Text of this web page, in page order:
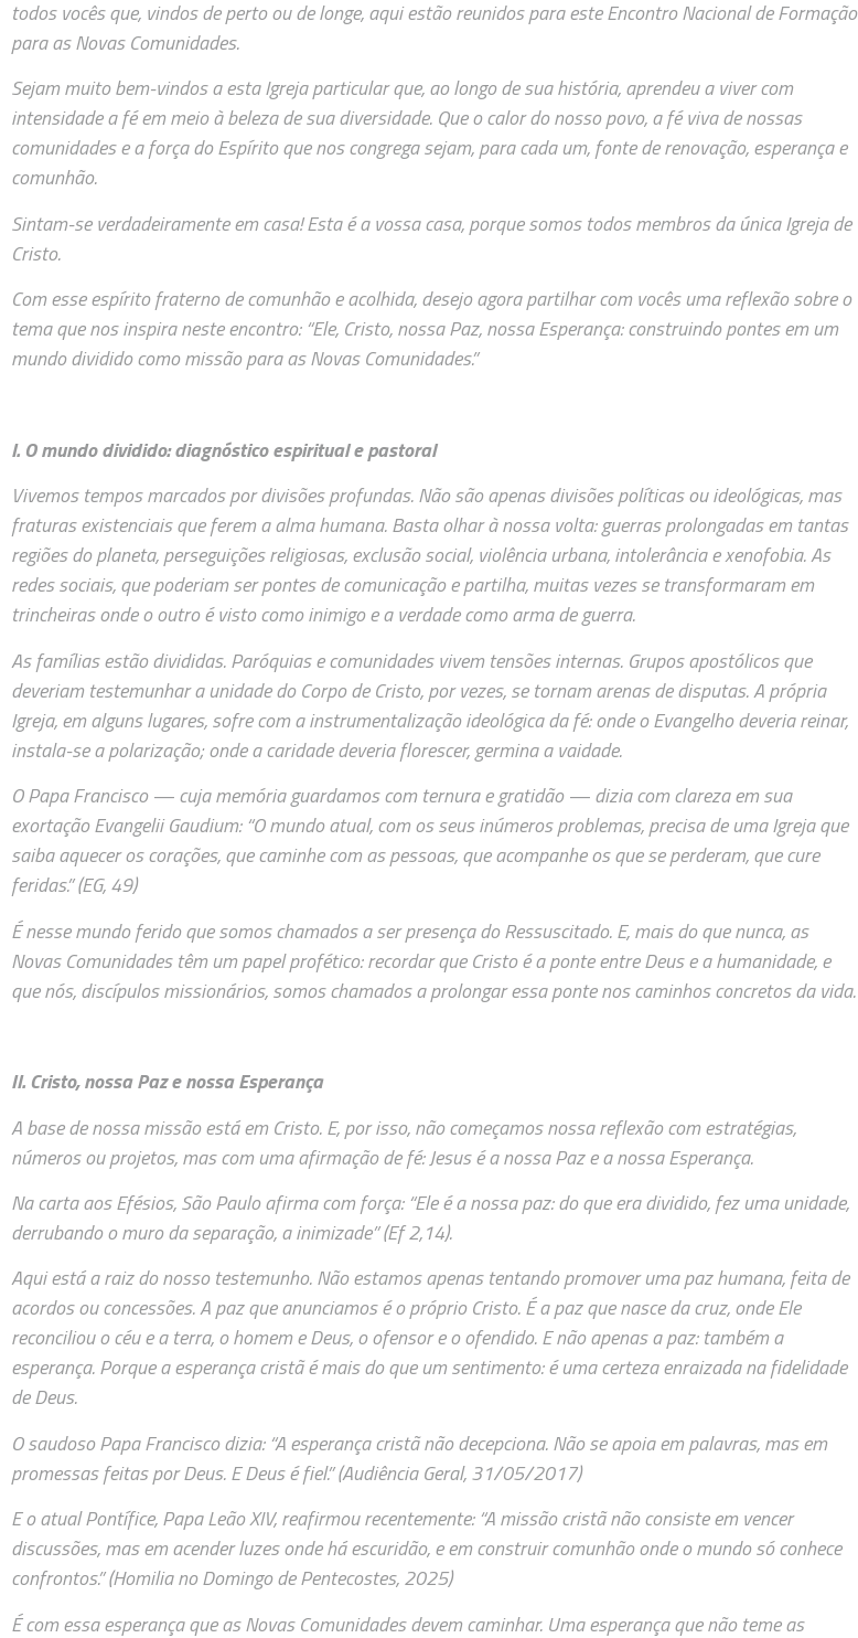
todos vocês que, vindos de perto ou de longe, aqui estão reunidos para este Encontro Nacional de Formação
para as Novas Comunidades.
Sejam muito bem-vindos a esta Igreja particular que, ao longo de sua história, aprendeu a viver com
intensidade a fé em meio à beleza de sua diversidade. Que o calor do nosso povo, a fé viva de nossas
comunidades e a força do Espírito que nos congrega sejam, para cada um, fonte de renovação, esperança e
comunhão.
Sintam-se verdadeiramente em casa! Esta é a vossa casa, porque somos todos membros da única Igreja de
Cristo.
Com esse espírito fraterno de comunhão e acolhida, desejo agora partilhar com vocês uma reflexão sobre o
tema que nos inspira neste encontro: “Ele, Cristo, nossa Paz, nossa Esperança: construindo pontes em um
mundo dividido como missão para as Novas Comunidades.”
I. O mundo dividido: diagnóstico espiritual e pastoral
Vivemos tempos marcados por divisões profundas. Não são apenas divisões políticas ou ideológicas, mas
fraturas existenciais que ferem a alma humana. Basta olhar à nossa volta: guerras prolongadas em tantas
regiões do planeta, perseguições religiosas, exclusão social, violência urbana, intolerância e xenofobia. As
redes sociais, que poderiam ser pontes de comunicação e partilha, muitas vezes se transformaram em
trincheiras onde o outro é visto como inimigo e a verdade como arma de guerra.
As famílias estão divididas. Paróquias e comunidades vivem tensões internas. Grupos apostólicos que
deveriam testemunhar a unidade do Corpo de Cristo, por vezes, se tornam arenas de disputas. A própria
Igreja, em alguns lugares, sofre com a instrumentalização ideológica da fé: onde o Evangelho deveria reinar,
instala-se a polarização; onde a caridade deveria florescer, germina a vaidade.
O Papa Francisco — cuja memória guardamos com ternura e gratidão — dizia com clareza em sua
exortação Evangelii Gaudium: “O mundo atual, com os seus inúmeros problemas, precisa de uma Igreja que
saiba aquecer os corações, que caminhe com as pessoas, que acompanhe os que se perderam, que cure
feridas.” (EG, 49)
É nesse mundo ferido que somos chamados a ser presença do Ressuscitado. E, mais do que nunca, as
Novas Comunidades têm um papel profético: recordar que Cristo é a ponte entre Deus e a humanidade, e
que nós, discípulos missionários, somos chamados a prolongar essa ponte nos caminhos concretos da vida.
II. Cristo, nossa Paz e nossa Esperança
A base de nossa missão está em Cristo. E, por isso, não começamos nossa reflexão com estratégias,
números ou projetos, mas com uma afirmação de fé: Jesus é a nossa Paz e a nossa Esperança.
Na carta aos Efésios, São Paulo afirma com força: “Ele é a nossa paz: do que era dividido, fez uma unidade,
derrubando o muro da separação, a inimizade” (Ef 2,14).
Aqui está a raiz do nosso testemunho. Não estamos apenas tentando promover uma paz humana, feita de
acordos ou concessões. A paz que anunciamos é o próprio Cristo. É a paz que nasce da cruz, onde Ele
reconciliou o céu e a terra, o homem e Deus, o ofensor e o ofendido. E não apenas a paz: também a
esperança. Porque a esperança cristã é mais do que um sentimento: é uma certeza enraizada na fidelidade
de Deus.
O saudoso Papa Francisco dizia: “A esperança cristã não decepciona. Não se apoia em palavras, mas em
promessas feitas por Deus. E Deus é fiel.” (Audiência Geral, 31/05/2017)
E o atual Pontífice, Papa Leão XIV, reafirmou recentemente: “A missão cristã não consiste em vencer
discussões, mas em acender luzes onde há escuridão, e em construir comunhão onde o mundo só conhece
confrontos.” (Homilia no Domingo de Pentecostes, 2025)
É com essa esperança que as Novas Comunidades devem caminhar. Uma esperança que não teme as